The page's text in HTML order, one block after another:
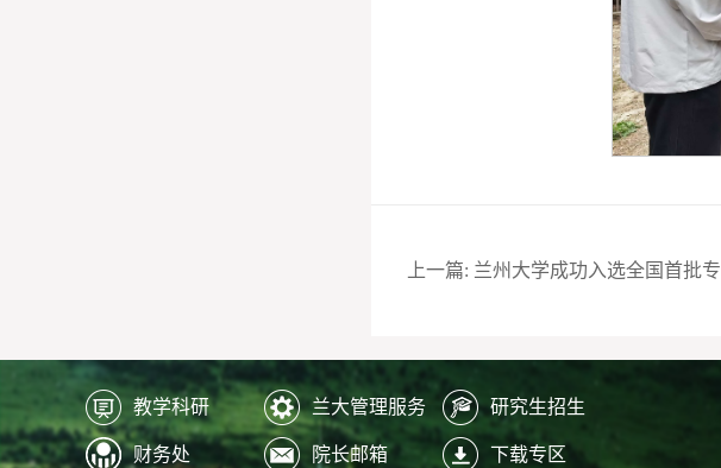
教学科研 兰大管理服务 研究生招生
财务处 院长邮箱 下载专区